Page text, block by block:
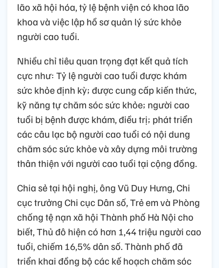
lão xã hội hóa, tỷ lệ bệnh viện có khoa lão
khoa và việc lập hồ sơ quản lý sức khỏe
người cao tuổi.
Nhiều chỉ tiêu quan trọng đạt kết quả tích
cực như: Tỷ lệ người cao tuổi được khám
sức khỏe định kỳ; được cung cấp kiến thức,
kỹ năng tự chăm sóc sức khỏe; người cao
tuổi bị bệnh được khám, điều trị; phát triển
các câu lạc bộ người cao tuổi có nội dung
chăm sóc sức khỏe và xây dựng môi trường
thân thiện với người cao tuổi tại cộng đồng.
Chia sẻ tại hội nghị, ông Vũ Duy Hưng, Chi
cục trưởng Chi cục Dân số, Trẻ em và Phòng
chống tệ nạn xã hội Thành phố Hà Nội cho
biết, Thủ đô hiện có hơn 1,44 triệu người cao
tuổi, chiếm 16,5% dân số. Thành phố đã
triển khai đồng bộ các kế hoạch chăm sóc